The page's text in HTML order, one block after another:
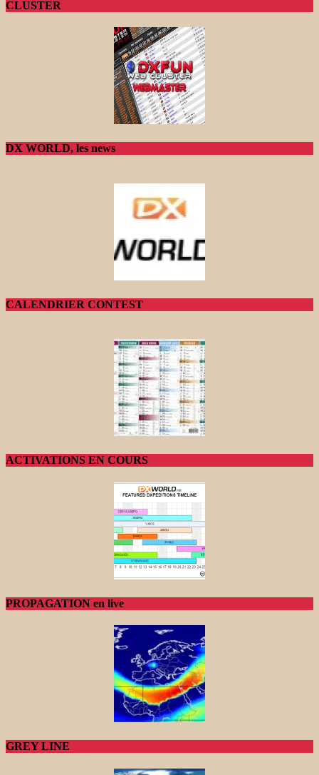
CLUSTER
DX WORLD, les news
CALENDRIER CONTEST
ACTIVATIONS EN COURS
PROPAGATION en live
GREY LINE